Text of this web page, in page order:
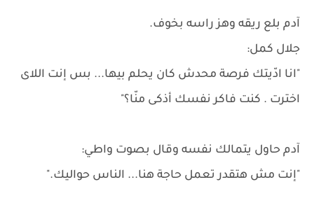
آدم بلع ريقه وهز راسه بخوف.
جلال كمل:
"انا ادّيتك فرصة محدش كان يحلم بيها... بس إنت اللاى
اخترت . كنت فاكر نفسك أذكى منّا؟"
آدم حاول يتمالك نفسه وقال بصوت واطي:
"إنت مش هتقدر تعمل حاجة هنا... الناس حواليك."